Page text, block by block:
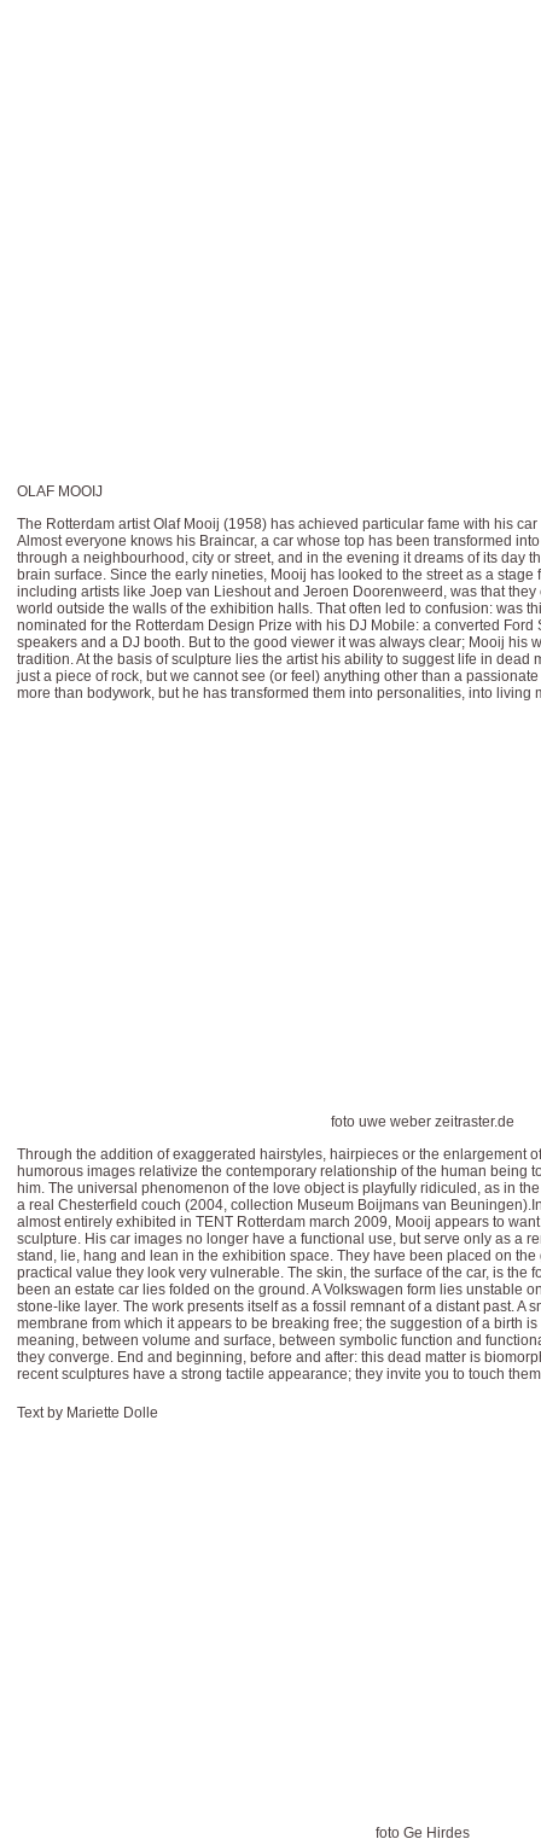
OLAF MOOIJ
The Rotterdam artist Olaf Mooij (1958) has achieved particular fame with his
Almost everyone knows his Braincar, a car whose top has been transformed
through a neighbourhood, city or street, and in the evening it dreams of its day
brain surface. Since the early nineties, Mooij has looked to the street as a
including artists like Joep van Lieshout and Jeroen Doorenweerd, was that
world outside the walls of the exhibition halls. That often led to confusion: was
nominated for the Rotterdam Design Prize with his DJ Mobile: a converted
speakers and a DJ booth. But to the good viewer it was always clear; Mooij his
tradition. At the basis of sculpture lies the artist his ability to suggest life in dead
just a piece of rock, but we cannot see (or feel) anything other than a
more than bodywork, but he has transformed them into personalities, into living
foto uwe weber zeitraster.de
Through the addition of exaggerated hairstyles, hairpieces or the enlargement
humorous images relativize the contemporary relationship of the human being
him. The universal phenomenon of the love object is playfully ridiculed, as in
a real Chesterfield couch (2004, collection Museum Boijmans van
almost entirely exhibited in TENT Rotterdam march 2009, Mooij appears to
sculpture. His car images no longer have a functional use, but serve only as a
stand, lie, hang and lean in the exhibition space. They have been placed on
practical value they look very vulnerable. The skin, the surface of the car, is the
been an estate car lies folded on the ground. A Volkswagen form lies unstable
stone-like layer. The work presents itself as a fossil remnant of a distant past. A
membrane from which it appears to be breaking free; the suggestion of a birth
meaning, between volume and surface, between symbolic function and
they converge. End and beginning, before and after: this dead matter is
recent sculptures have a strong tactile appearance; they invite you to touch
Text by Mariette Dolle
foto Ge Hirdes